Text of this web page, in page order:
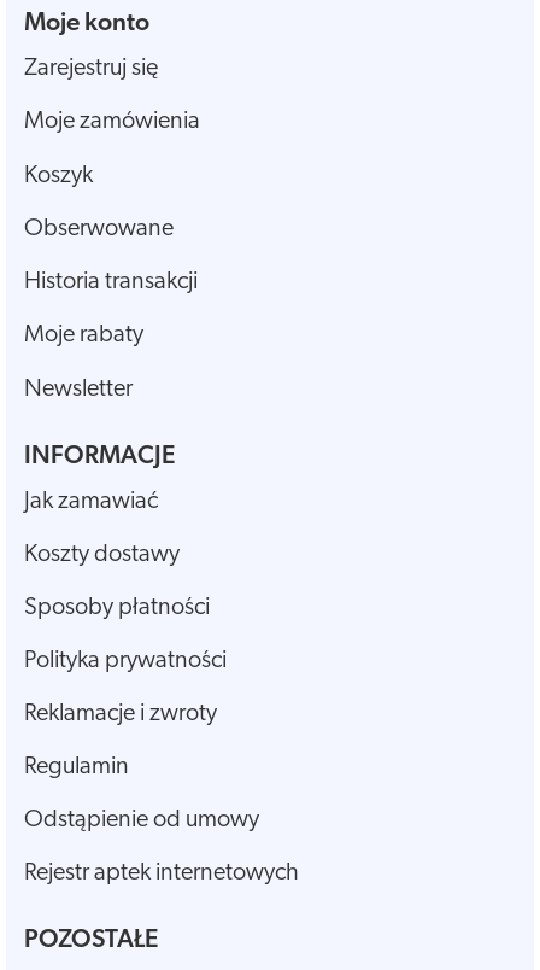
Moje konto
Zarejestruj się
Moje zamówienia
Koszyk
Obserwowane
Historia transakcji
Moje rabaty
Newsletter
INFORMACJE
Jak zamawiać
Koszty dostawy
Sposoby płatności
Polityka prywatności
Reklamacje i zwroty
Regulamin
Odstąpienie od umowy
Rejestr aptek internetowych
POZOSTAŁE